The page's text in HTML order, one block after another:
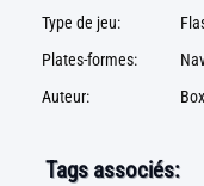
Type de jeu:
Plates-formes:
Auteur:
Tags associés: